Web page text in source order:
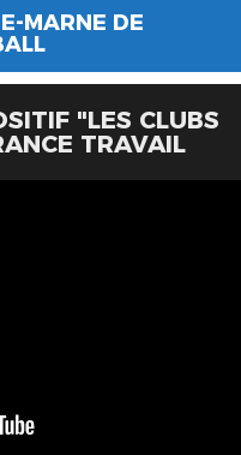
MARNE DE
"LES CLUBS
TRAVAIL